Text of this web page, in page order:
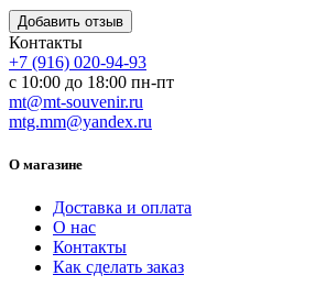
Контакты
+7 (916) 020-94-93
с 10:00 до 18:00 пн-пт
mt@mt-souvenir.ru
mtg.mm@yandex.ru
О магазине
Доставка и оплата
О нас
Контакты
Как сделать заказ